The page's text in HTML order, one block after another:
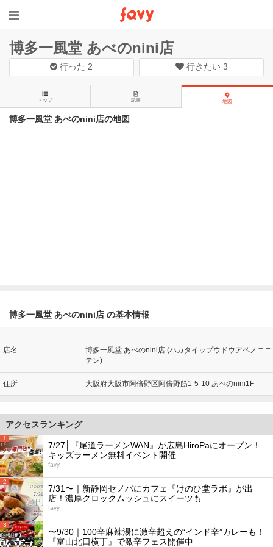
博多一風堂 あべのnini店
行った 2 行きたい 3
トップ 記事 地図
博多一風堂 あべのnini店の地図
博多一風堂 あべのnini店 の基本情報
店名
博多一風堂 あべのnini店 (ハカタイップウドウアベノニニ
テン)
住所 大阪府大阪市阿倍野区阿倍野筋1-5-10 あべのnini1F
アクセスランキング
1
7/27│『尾道ラーメンWAN』が広島HiroPaにオープン！
キッズラーメン無料イベント開催
favy
2
7/31〜｜新静岡セノバにカフェ『けのひ堂ラボ』が出
店！濃厚クロックムッシュにスイーツも
favy
3
〜9/30｜100辛麻辣湯に激辛超えの“インド辛”カレーも！
『富山北口横丁』で激辛フェス開催中